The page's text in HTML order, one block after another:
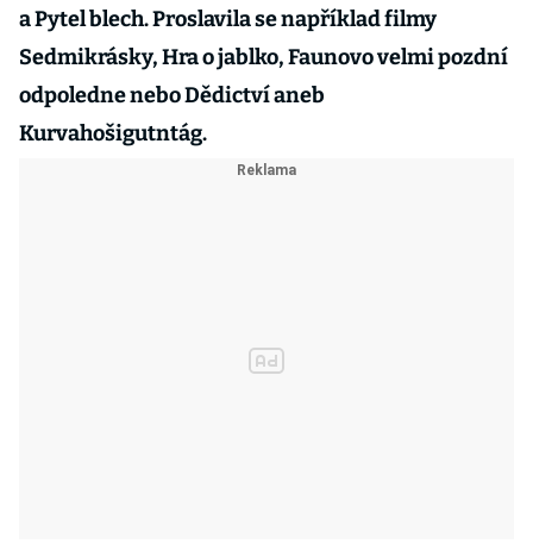
a Pytel blech. Proslavila se například filmy
Sedmikrásky, Hra o jablko, Faunovo velmi pozdní
odpoledne nebo Dědictví aneb
Kurvahošigutntág.